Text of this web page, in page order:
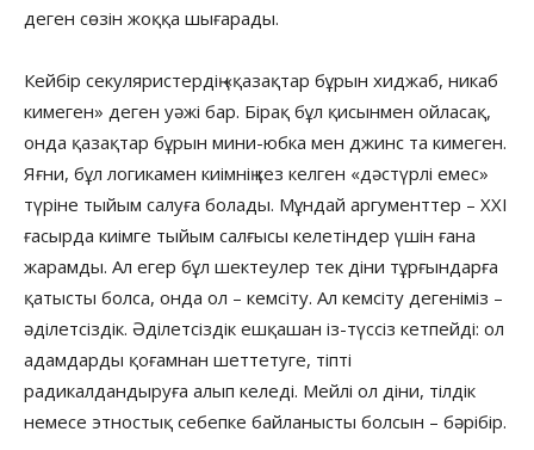
деген сөзін жоққа шығарады.
Кейбір секуляристердің «қазақтар бұрын хиджаб, никаб
кимеген» деген уәжі бар. Бірақ бұл қисынмен ойласақ,
онда қазақтар бұрын мини-юбка мен джинс та кимеген.
Яғни, бұл логикамен киімнің кез келген «дәстүрлі емес»
түріне тыйым салуға болады. Мұндай аргументтер – XXI
ғасырда киімге тыйым салғысы келетіндер үшін ғана
жарамды. Ал егер бұл шектеулер тек діни тұрғындарға
қатысты болса, онда ол – кемсіту. Ал кемсіту дегеніміз –
әділетсіздік. Әділетсіздік ешқашан із-түссіз кетпейді: ол
адамдарды қоғамнан шеттетуге, тіпті
радикалдандыруға алып келеді. Мейлі ол діни, тілдік
немесе этностық себепке байланысты болсын – бәрібір.